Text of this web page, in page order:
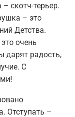
скотч-терьер.
– это
Детства.
очень
дарят радость,
С
Отступать –